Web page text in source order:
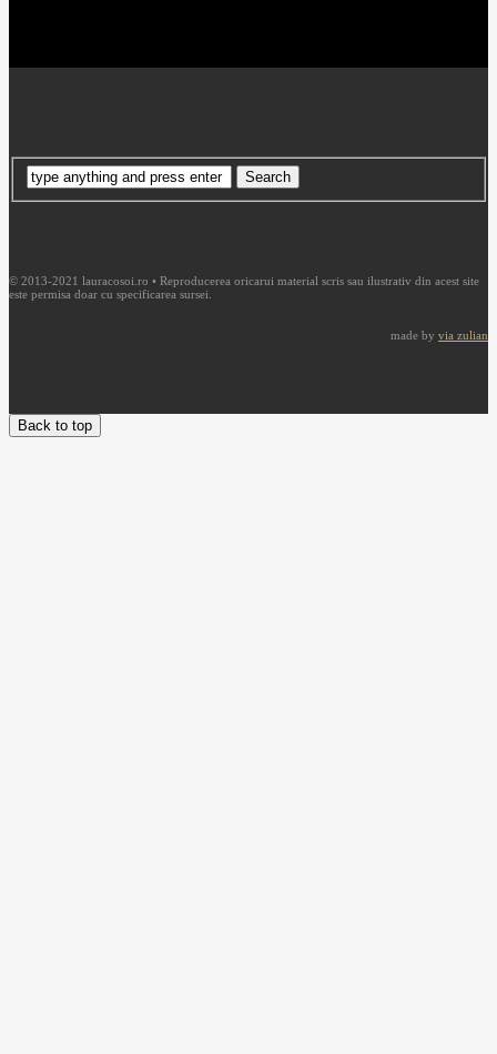
© 2013-2021 lauracosoi.ro • Reproducerea oricarui material scris sau ilustrativ din acest site
este permisa doar cu specificarea sursei.
made by via zulian
Back to top